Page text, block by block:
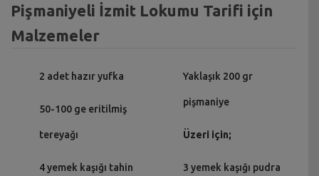
Pişmaniyeli İzmit Lokumu Tarifi için
Malzemeler
2 adet hazır yufka
50-100 ge eritilmiş
tereyağı
4 yemek kaşığı tahin
Yaklaşık 200 gr
pişmaniye
Üzeri için;
3 yemek kaşığı pudra